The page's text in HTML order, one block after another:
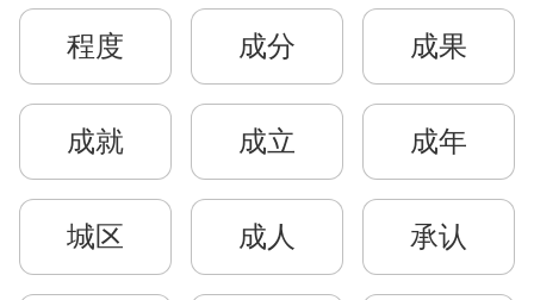
程度 成分 成果
成就 成立 成年
城区 成人 承认